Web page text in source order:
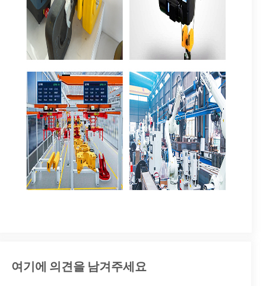
여기에 의견을 남겨주세요